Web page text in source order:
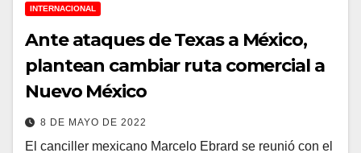
INTERNACIONAL
Ante ataques de Texas a México,
plantean cambiar ruta comercial a
Nuevo México
8 DE MAYO DE 2022
El canciller mexicano Marcelo Ebrard se reunió con el